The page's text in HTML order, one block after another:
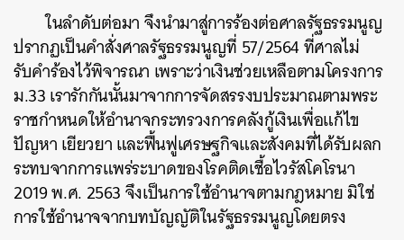
ในลำดับต่อมา จึงนำมาสู่การร้องต่อศาลรัฐธรรมนูญ
ปรากฏเป็นคำสั่งศาลรัฐธรรมนูญที่ 57/2564 ที่ศาลไม่
รับคำร้องไว้พิจารณา เพราะว่าเงินช่วยเหลือตามโครงการ
ม.33 เรารักกันนั้นมาจากการจัดสรรงบประมาณตามพระ
ราชกำหนดให้อำนาจกระทรวงการคลังกู้เงินเพื่อแก้ไข
ปัญหา เยียวยา และฟื้นฟูเศรษฐกิจและสังคมที่ได้รับผลก
ระทบจากการแพร่ระบาดของโรคติดเชื้อไวรัสโคโรนา
2019 พ.ศ. 2563 จึงเป็นการใช้อำนาจตามกฎหมาย มิใช่
การใช้อำนาจจากบทบัญญัติในรัฐธรรมนูญโดยตรง